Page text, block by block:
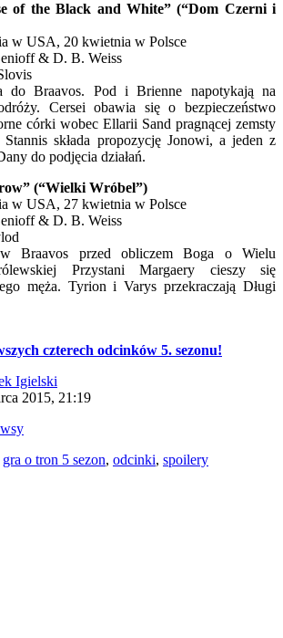
of the Black and White” (“Dom Czerni i
w USA, 20 kwietnia w Polsce
& D. B. Weiss
do Braavos. Pod i Brienne napotykają na
Cersei obawia się o bezpieczeństwo
córki wobec Ellarii Sand pragnącej zemsty
składa propozycję Jonowi, a jeden z
do podjęcia działań.
(“Wielki Wróbel”)
w USA, 27 kwietnia w Polsce
& D. B. Weiss
Braavos przed obliczem Boga o Wielu
Przystani Margaery cieszy się
męża. Tyrion i Varys przekraczają Długi
czterech odcinków 5. sezonu!
Igielski
2015, 21:19
gra o tron 5 sezon, odcinki, spoilery